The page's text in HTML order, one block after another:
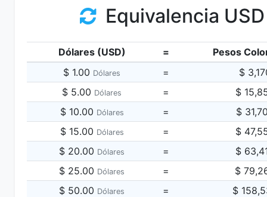
Equivalencia
Dólares (USD) =
Pesos
$ 1.00 Dólares = $
$ 5.00 Dólares = $
$ 10.00 Dólares = $
$ 15.00 Dólares = $
$ 20.00 Dólares = $
$ 25.00 Dólares = $
$ 50.00 Dólares = $